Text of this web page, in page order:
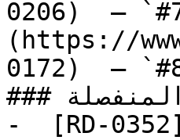
0206)  —
(https://
0172)  —
### المكملة المنفصلة
-  [RD-0352]